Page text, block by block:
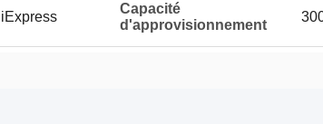
Capacité
d'approvisionnement